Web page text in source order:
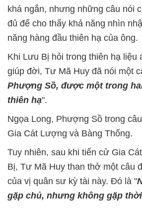
khá ngắn, nhưng những câu nói
đủ để cho thấy khả năng nhìn
năng hàng đầu thiên hạ của ông.
Khi Lưu Bị hỏi trong thiên hạ liệu
giúp đời, Tư Mã Huy đã nói một
Phượng Sồ, được một trong
thiên hạ".
Ngọa Long, Phượng Sồ trong
Gia Cát Lượng và Bàng Thống.
Tuy nhiên, sau khi tiến cử Gia
Bị, Tư Mã Huy than thở một câu
của vị quân sư kỳ tài này. Đó là "
gặp chủ, nhưng không gặp thời